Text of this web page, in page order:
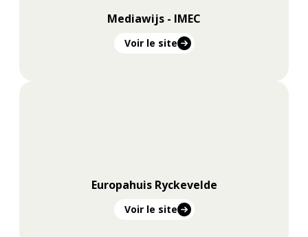
Mediawijs - IMEC
Voir le site
Europahuis Ryckevelde
Voir le site